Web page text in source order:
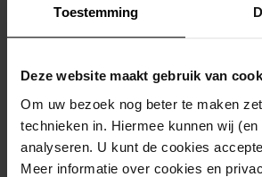
Toestemming
Deze website maakt gebruik van
Om uw bezoek nog beter te maken
technieken in. Hiermee kunnen wij
analyseren. U kunt de cookies
Meer informatie over cookies en
Beschrijving:
27-07-1993
Adres: